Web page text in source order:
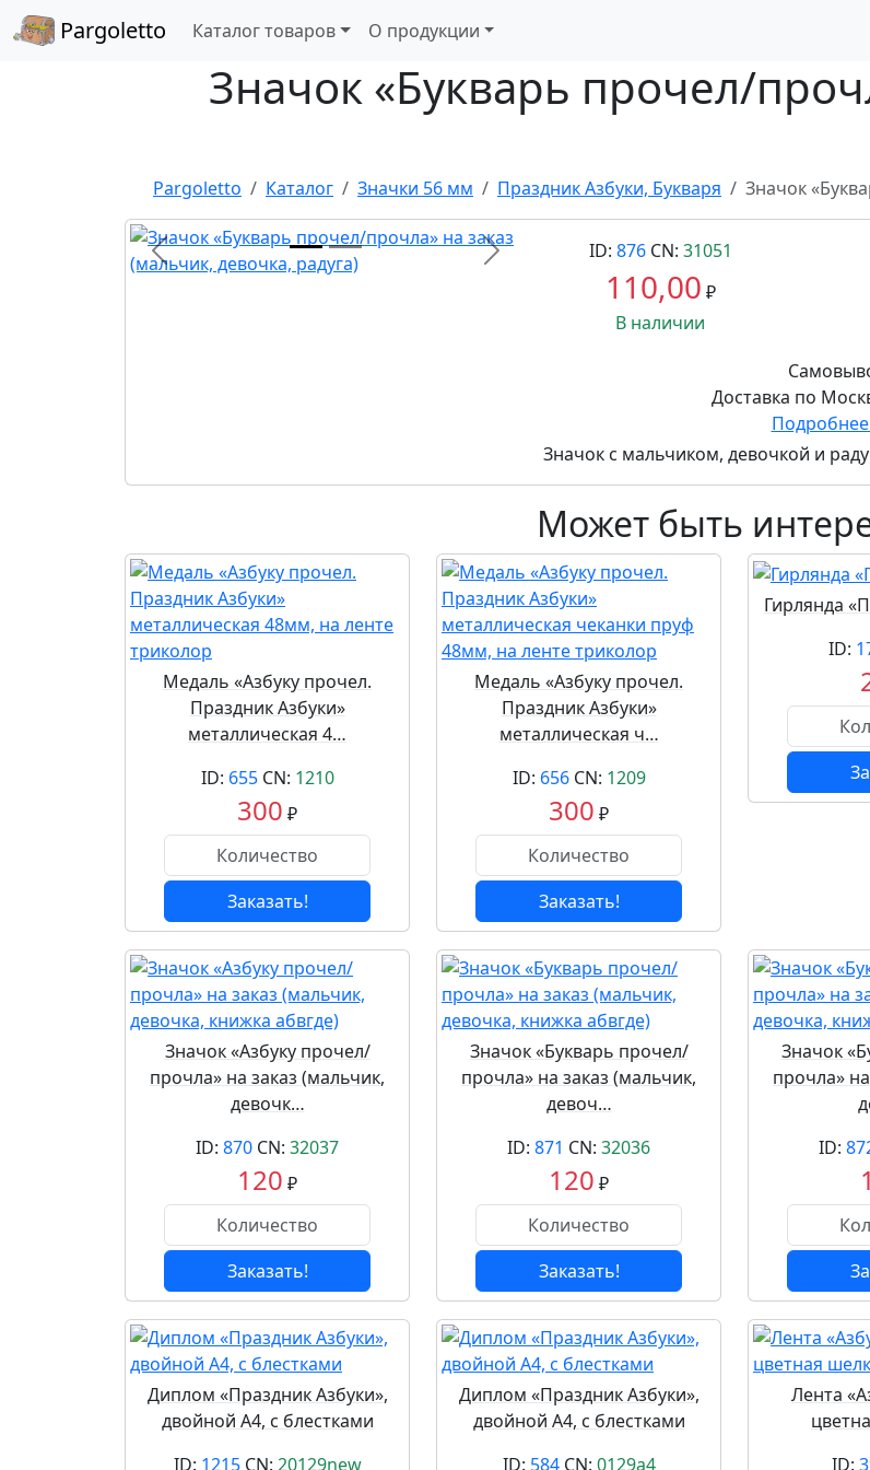
Pargoletto Каталог товаров О продукции
Значок «Букварь прочел/
Pargoletto Каталог Значки 56 мм Праздник Азбуки, Букваря Значок
Назад Вперед ID: 876CN: 31051
110,00 ₽
В наличии
Доставка по
Значок с мальчиком, девочкой и
Может быть
Медаль «Азбуку прочел.
Праздник Азбуки»
металлическая 4…
ID: 655CN: 1210
300 ₽
Заказать!
Медаль «Азбуку прочел.
Праздник Азбуки»
металлическая ч…
ID: 656CN: 1209
300 ₽
Заказать!
Гирлянда
ID:
Значок «Азбуку прочел/
прочла» на заказ (мальчик,
девочк…
ID: 870 CN: 32037
120 ₽
Заказать!
Значок «Букварь прочел/
прочла» на заказ (мальчик,
девоч…
ID: 871 CN: 32036
120 ₽
Заказать!
Значок
прочла»
ID:
Диплом «Праздник Азбуки»,
двойной А4, с блестками
ID: 1215CN: 20129new
Диплом «Праздник Азбуки»,
двойной А4, с блестками
ID: 584CN: 0129a4
Лента
ID: